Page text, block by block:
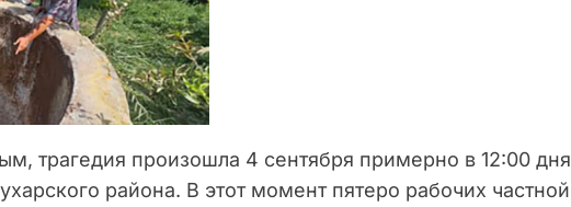
трагедия произошла 4 сентября примерно в 12:00
района. В этот момент пятеро рабочих частной